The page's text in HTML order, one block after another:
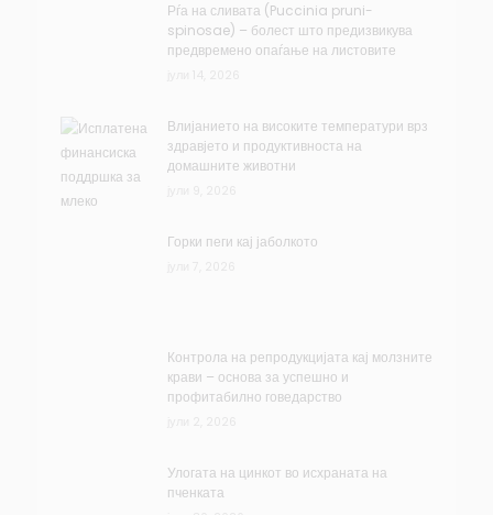
Рѓа на сливата (Puccinia pruni-
spinosae) – болест што предизвикува
предвремено опаѓање на листовите
Влијанието на високите температури врз
здравјето и продуктивноста на
домашните животни
Горки пеги кај јаболкото
Контрола на репродукцијата кај молзните
крави – основа за успешно и
профитабилно говедарство
Улогата на цинкот во исхраната на
пченката